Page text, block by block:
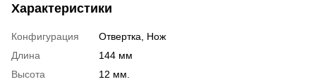
Характеристики
Конфигурация
Отвертка, Нож
Длина
144 мм
Высота
12 мм.